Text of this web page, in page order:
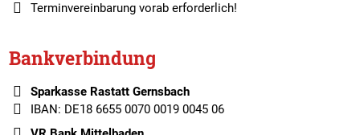
Terminvereinbarungvorab erforderlich!
Bankverbindung
Sparkasse Rastatt Gernsbach
IBAN: DE18 6655 0070 0019 0045 06